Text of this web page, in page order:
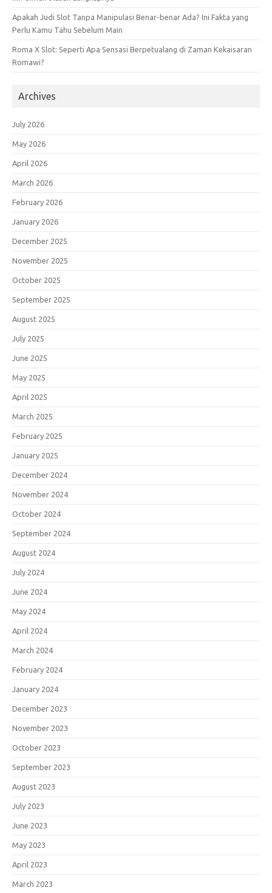
Apakah Judi Slot Tanpa Manipulasi Benar-benar Ada? Ini Fakta yang
Perlu Kamu Tahu Sebelum Main
Roma X Slot: Seperti Apa Sensasi Berpetualang di Zaman Kekaisaran
Romawi?
Archives
July 2026
May 2026
April 2026
March 2026
February 2026
January 2026
December 2025
November 2025
October 2025
September 2025
August 2025
July 2025
June 2025
May 2025
April 2025
March 2025
February 2025
January 2025
December 2024
November 2024
October 2024
September 2024
August 2024
July 2024
June 2024
May 2024
April 2024
March 2024
February 2024
January 2024
December 2023
November 2023
October 2023
September 2023
August 2023
July 2023
June 2023
May 2023
April 2023
March 2023